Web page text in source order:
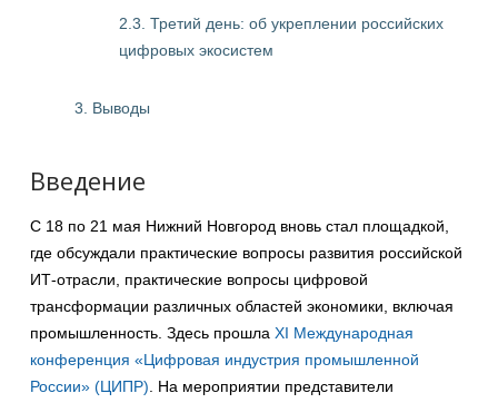
2.3. Третий день: об укреплении российских
цифровых экосистем
3. Выводы
Введение
С 18 по 21 мая Нижний Новгород вновь стал площадкой,
где обсуждали практические вопросы развития российской
ИТ-отрасли, практические вопросы цифровой
трансформации различных областей экономики, включая
промышленность. Здесь прошла XI Международная
конференция «Цифровая индустрия промышленной
России» (ЦИПР). На мероприятии представители